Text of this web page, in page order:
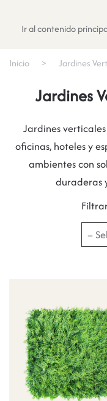
Ir al contenido
Inicio Jardines
Jardines
Jardines
oficinas, hoteles y
ambientes con
duraderas